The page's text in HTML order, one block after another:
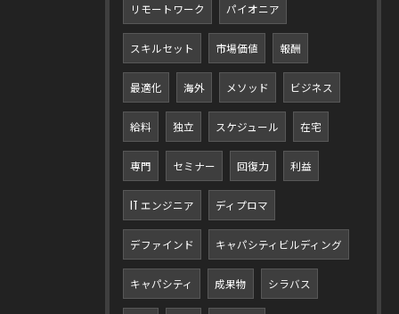
リモートワーク パイオニア
スキルセット 市場価値 報酬
最適化 海外 メソッド ビジネス
給料 独立 スケジュール 在宅
専門 セミナー 回復力 利益
IT エンジニア ディプロマ
デファインド キャパシティビルディング
キャパシティ 成果物 シラバス